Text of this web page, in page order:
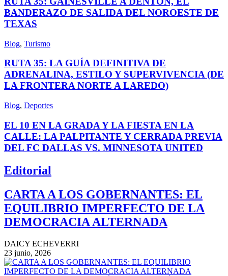
BANDERAZO DE SALIDA DEL NOROESTE DE
TEXAS
Blog, Turismo
RUTA 35: LA GUÍA DEFINITIVA DE
ADRENALINA, ESTILO Y SUPERVIVENCIA (DE
LA FRONTERA NORTE A LAREDO)
Blog, Deportes
EL 10 EN LA GRADA Y LA FIESTA EN LA
CALLE: LA PALPITANTE Y CERRADA PREVIA
DEL FC DALLAS VS. MINNESOTA UNITED
Editorial
CARTA A LOS GOBERNANTES: EL
EQUILIBRIO IMPERFECTO DE LA
DEMOCRACIA ALTERNADA
DAICY ECHEVERRI
23 junio, 2026